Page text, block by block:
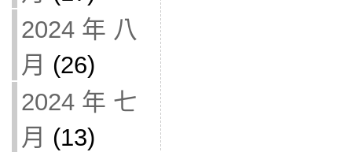
2024 年 八
月 (26)
2024 年 七
月 (13)